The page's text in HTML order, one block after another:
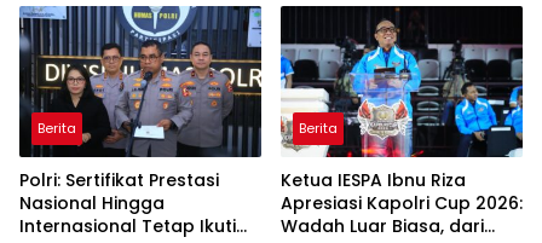
Polres Sejak Juli
Berita
Polri: Sertifikat Prestasi
Nasional Hingga
Internasional Tetap Ikuti
Berita
Ketua IESPA Ibnu Riza
Apresiasi Kapolri Cup 2026:
Wadah Luar Biasa, dari